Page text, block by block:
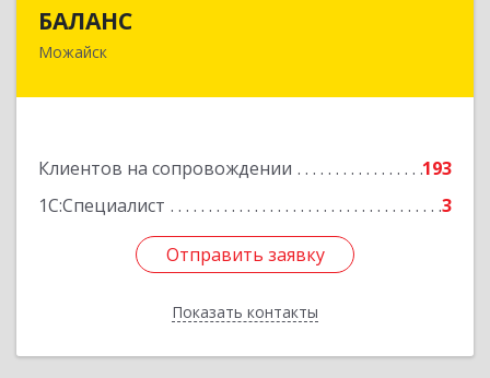
БАЛАНС
Можайск
Клиентов на сопровождении
193
1С:Специалист
3
Отправить заявку
Показать контакты
143200, Московская обл, Можайский р-н,
Подробнее
Отправить заявку
Назад